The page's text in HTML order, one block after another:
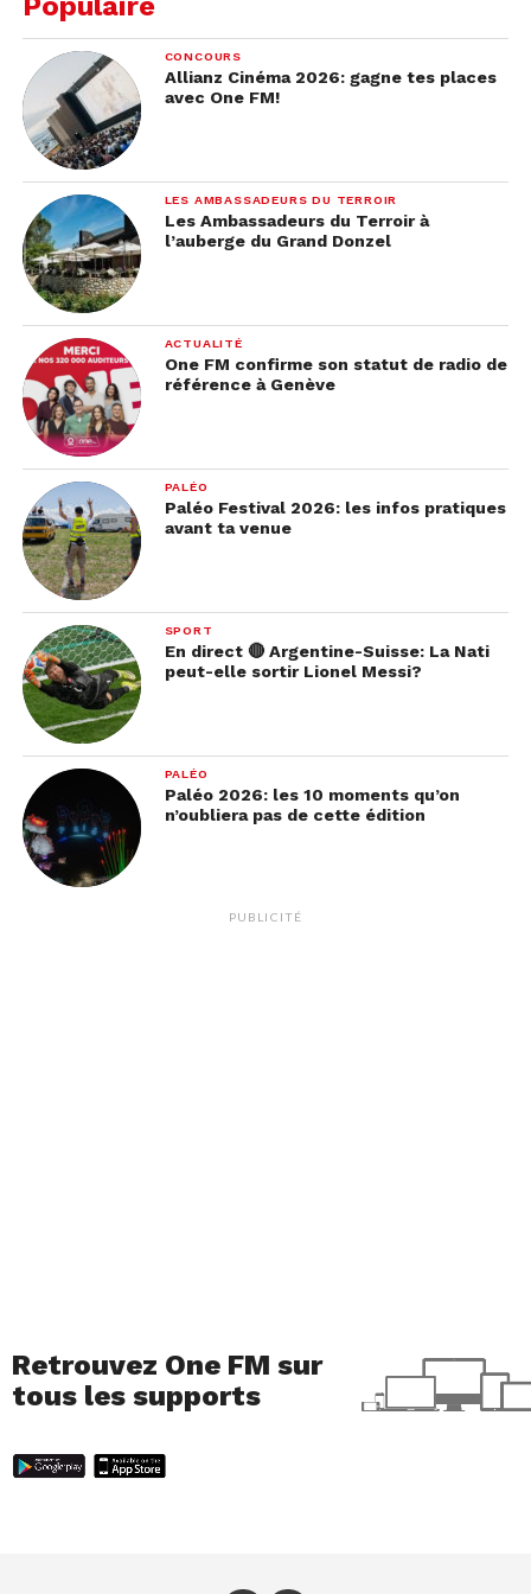
Sur l’écran d’accueil, cliquez sur les
trois petits points à droite
Dans les « Paramètres », appuyez sur
« Compte »
Sélectionnez « Confidentialité »
En choisissant « Photo de profil »,
vous pourrez sélectionner les
personnes pour lesquelles la photo
sera visible : Tout le monde, Mes
contacts ou Personne.
Une astuce utile quand votre numéro se retrouve
au sein d’un groupe rempli d’inconnus !
CONCOURS
Allianz Cinéma 2026: gagne tes places
avec One FM!
LES AMBASSADEURS DU TERROIR
Les Ambassadeurs du Terroir à
l’auberge du Grand Donzel
ACTUALITÉ
One FM confirme son statut de radio de
référence à Genève
PALÉO
Paléo Festival 2026: les infos pratiques
avant ta venue
SPORT
En direct 🔴 Argentine-Suisse: La Nati
peut-elle sortir Lionel Messi?
PALÉO
Paléo 2026: les 10 moments qu’on
n’oubliera pas de cette édition
PUBLICITÉ
Retrouvez One FM sur
tous les supports